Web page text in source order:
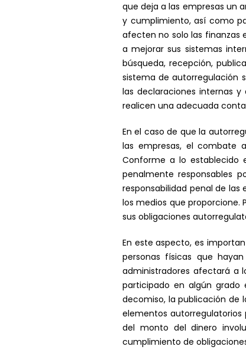
que deja a las empresas un
y cumplimiento, así como
afecten no solo las finanzas
a mejorar sus sistemas
búsqueda, recepción,
sistema de autorregulación
las declaraciones internas
realicen una adecuada
En el caso de que la
las empresas, el combate
Conforme a lo establecido
penalmente responsables
responsabilidad penal de
los medios que proporcione.
sus obligaciones
En este aspecto, es
personas físicas que
administradores afectará a
participado en algún grado
decomiso, la publicación de
elementos
del monto del dinero
cumplimiento de